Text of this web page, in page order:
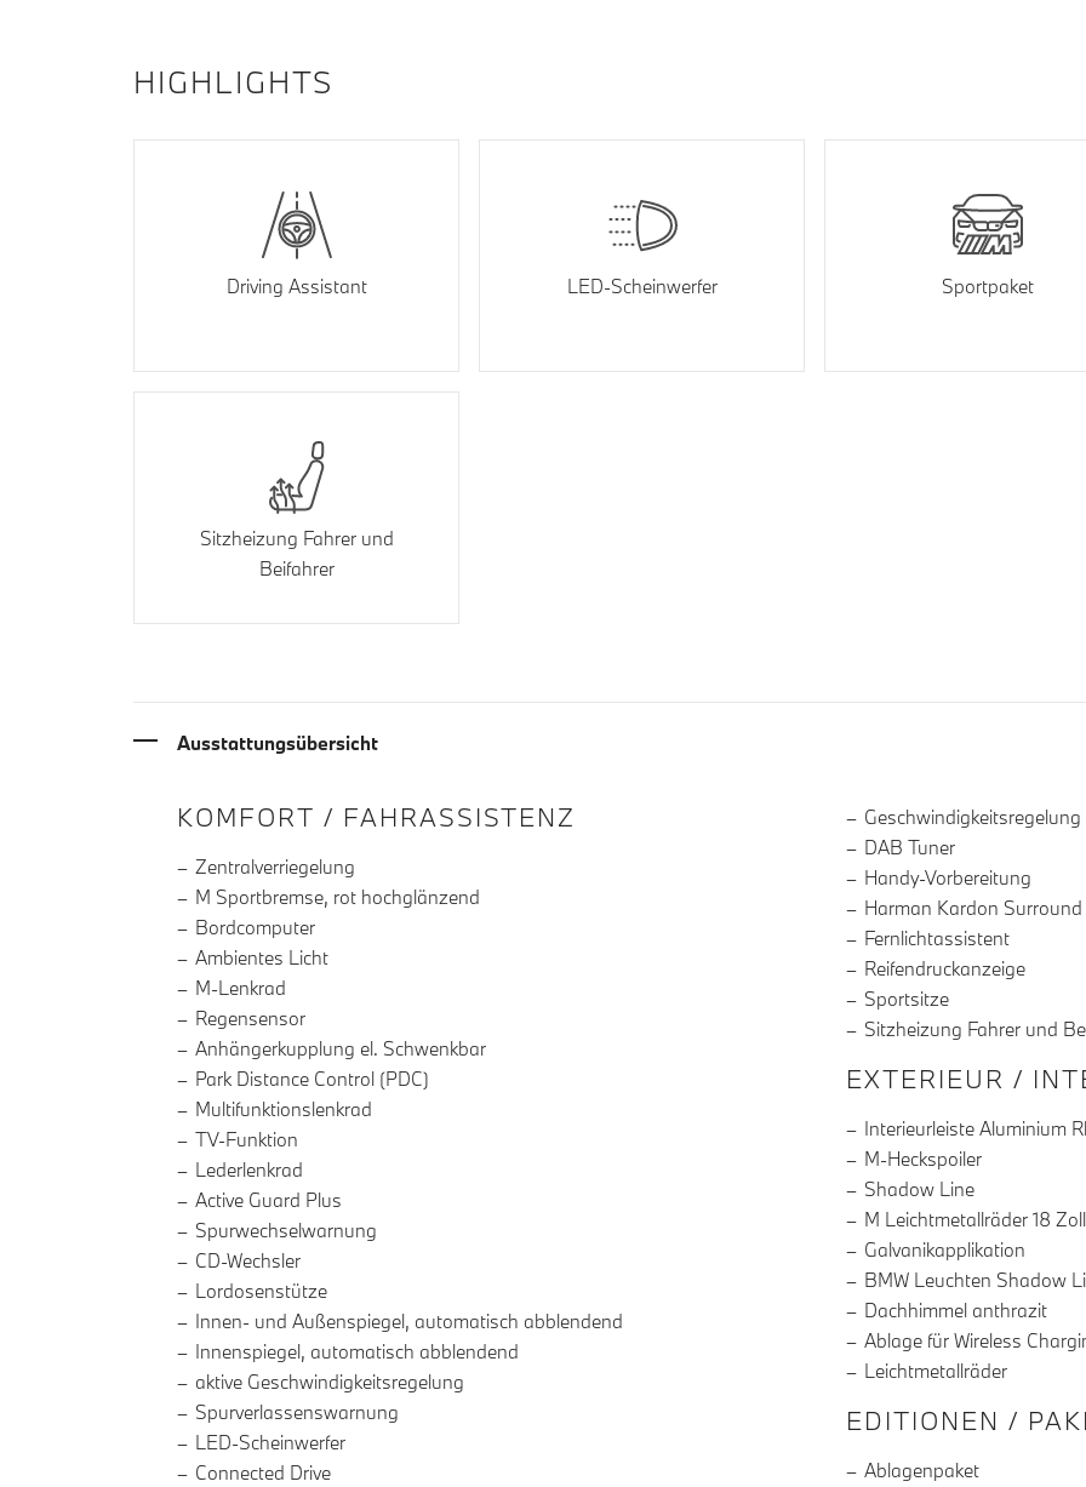
HIGHLIGHTS
Driving Assistant LED-Scheinwerfer Sportpaket
Sitzheizung Fahrer und
Beifahrer
Ausstattungsübersicht
INFORMATIONEN ÜBER DIE AUSSTATTUNG
KOMFORT / FAHRASSISTENZ
Zentralverriegelung
M Sportbremse, rot hochglänzend
Bordcomputer
Ambientes Licht
M-Lenkrad
Regensensor
Anhängerkupplung el. Schwenkbar
Park Distance Control (PDC)
Multifunktionslenkrad
TV-Funktion
Lederlenkrad
Active Guard Plus
Spurwechselwarnung
CD-Wechsler
Lordosenstütze
Innen- und Außenspiegel, automatisch abblendend
Innenspiegel, automatisch abblendend
aktive Geschwindigkeitsregelung
Spurverlassenswarnung
LED-Scheinwerfer
Connected Drive
Geschwindigkeitsregelung
DAB Tuner
Handy-Vorbereitung
Harman Kardon
Fernlichtassistent
Reifendruckanzeige
Sportsitze
Sitzheizung Fahrer und
EXTERIEUR /
Interieurleiste Aluminium
M-Heckspoiler
Shadow Line
M Leichtmetallräder 18 Zoll
Galvanikapplikation
BMW Leuchten Shadow
Dachhimmel anthrazit
Ablage für Wireless
Leichtmetallräder
EDITIONEN /
Ablagenpaket